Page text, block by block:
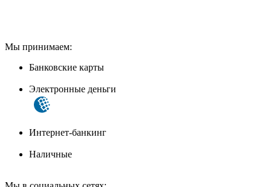
Мы принимаем:
Банковские карты
Электронные деньги
Интернет-банкинг
Наличные